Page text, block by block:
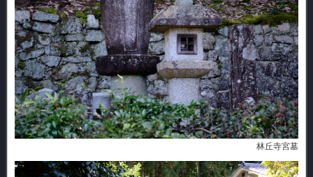
林丘寺宮墓